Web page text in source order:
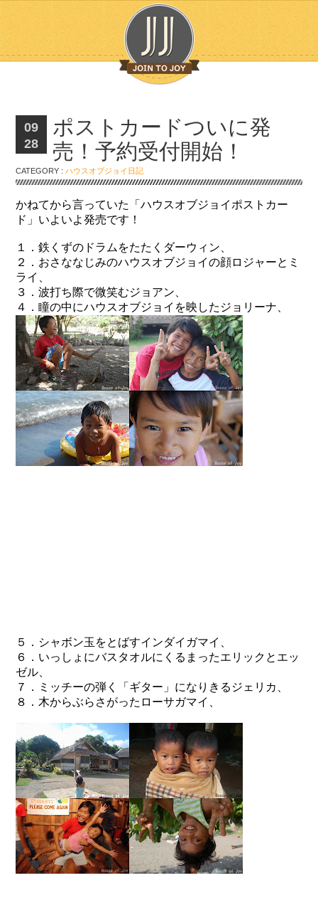
09
28
ポストカードついに発
売！予約受付開始！
CATEGORY :ハウスオブジョイ日記
かねてから言っていた「ハウスオブジョイポストカー
ド」いよいよ発売です！
１．鉄くずのドラムをたたくダーウィン、
２．おさななじみのハウスオブジョイの顔ロジャーとミ
ライ、
３．波打ち際で微笑むジョアン、
４．瞳の中にハウスオブジョイを映したジョリーナ、
５．シャボン玉をとばすインダイガマイ、
６．いっしょにバスタオルにくるまったエリックとエッ
ゼル、
７．ミッチーの弾く「ギター」になりきるジェリカ、
８．木からぶらさがったローサガマイ、